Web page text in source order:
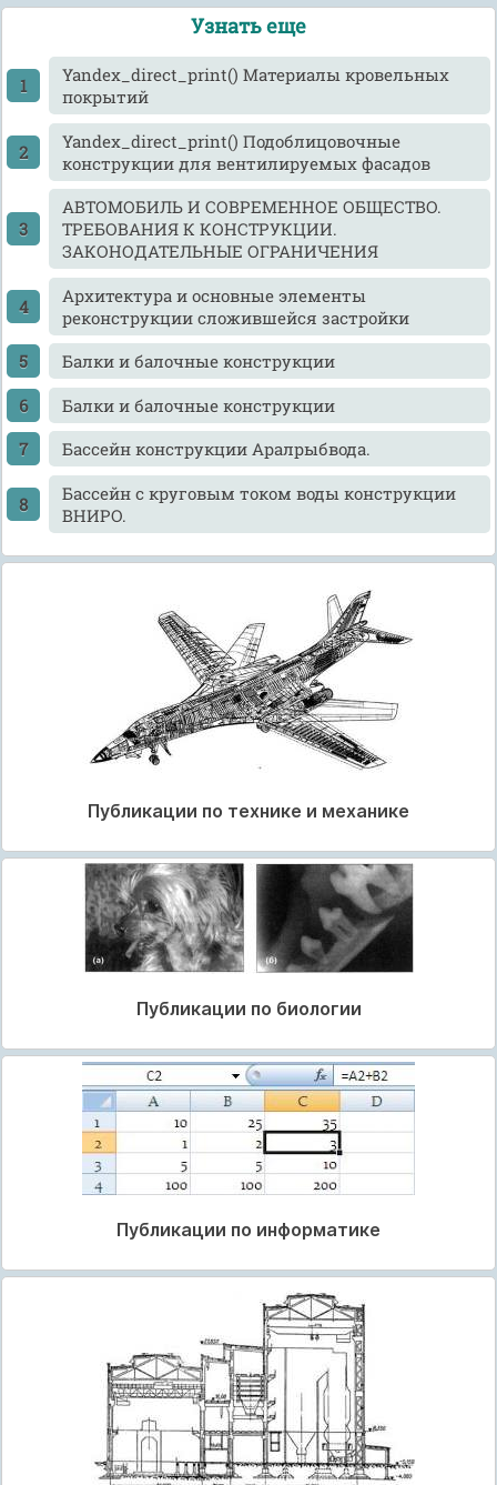
Узнать еще
Yandex_direct_print() Материалы кровельных
покрытий
Yandex_direct_print() Подоблицовочные
конструкции для вентилируемых фасадов
АВТОМОБИЛЬ И СОВРЕМЕННОЕ ОБЩЕСТВО.
ТРЕБОВАНИЯ К КОНСТРУКЦИИ.
ЗАКОНОДАТЕЛЬНЫЕ ОГРАНИЧЕНИЯ
Архитектура и основные элементы
реконструкции сложившейся застройки
Балки и балочные конструкции
Балки и балочные конструкции
Бассейн конструкции Аралрыбвода.
Бассейн с круговым током воды конструкции
ВНИРО.
Публикации по технике и механике
Публикации по биологии
Публикации по информатике